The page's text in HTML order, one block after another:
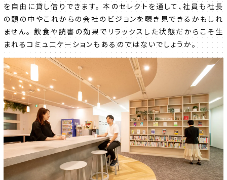
を自由に貸し借りできます。 本のセレクトを通して、社員も社長
の頭の中やこれからの会社のビジョンを覗き見できるかもしれ
ません。 飲食や読書の効果でリラックスした状態だからこそ生
まれるコミュニケーションもあるのではないでしょうか。